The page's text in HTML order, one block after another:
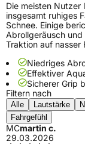
Die meisten Nutzer
insgesamt ruhiges
Schnee. Einige
Abrollgeräusch
Traktion auf nasser
Niedriges
Effektiver
Sicherer Grip
Filtern nach
Alle Lautstärke
Fahrgefühl
MCmartin c.
29.03.2026